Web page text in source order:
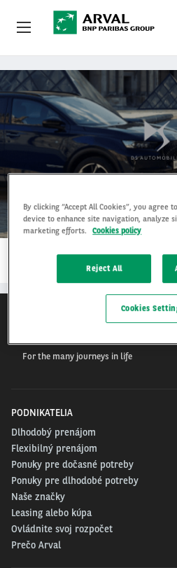
Skočiť na hlavný obsah
ČÍTAŤ
For the many journeys in life
PODNIKATELIA
Dlhodobý prenájom
Flexibilný prenájom
Ponuky pre dočasné potreby
Ponuky pre dlhodobé potreby
Naše značky
Leasing alebo kúpa
Ovládnite svoj rozpočet
Prečo Arval
Podnikatelia
Mobilita
Partneri
O Spoločnosti Arval
Informácie Pre Vodičov
By clicking “Accept All Cookies”, you agree
device to enhance site navigation, analyze
marketing efforts.
Cookies policy
Reject All
Cookies